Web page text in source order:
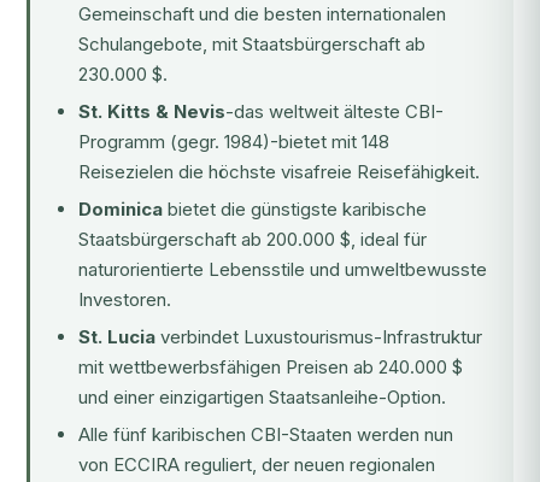
Gemeinschaft und die besten internationalen
Schulangebote, mit Staatsbürgerschaft ab
230.000 $.
St. Kitts & Nevis-das weltweit älteste CBI-
Programm (gegr. 1984)-bietet mit 148
Reisezielen die höchste visafreie Reisefähigkeit.
Dominica bietet die günstigste karibische
Staatsbürgerschaft ab 200.000 $, ideal für
naturorientierte Lebensstile und umweltbewusste
Investoren.
St. Lucia verbindet Luxustourismus-Infrastruktur
mit wettbewerbsfähigen Preisen ab 240.000 $
und einer einzigartigen Staatsanleihe-Option.
Alle fünf karibischen CBI-Staaten werden nun
von ECCIRA reguliert, der neuen regionalen